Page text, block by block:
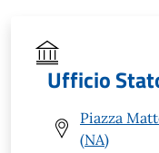
Ufficio
Piazza
(NA)